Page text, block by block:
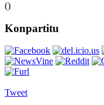
()
Konpartitu
Tweet